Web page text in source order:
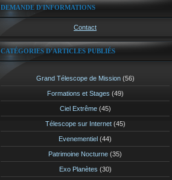
DEMANDE D'INFORMATIONS
Contact
CATÉGORIES D'ARTICLES PUBLIÉS
Grand Télescope de Mission(56)
Formations et Stages (49)
Ciel Extrême(45)
Télescope sur Internet(45)
Evenementiel (44)
Patrimoine Nocturne (35)
Exo Planètes (30)